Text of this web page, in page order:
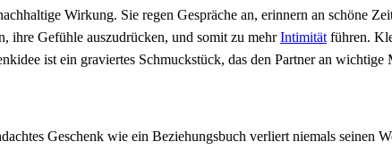
Wirkung. Sie regen Gespräche an, erinnern an schöne
ihre Gefühle auszudrücken, und somit zu mehrIntimität führen.
ist ein graviertes Schmuckstück, das den Partner an wichtige
Geschenk wie ein Beziehungsbuch verliert niemals seinen